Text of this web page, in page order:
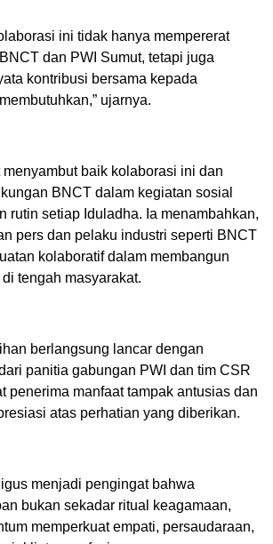
ini tidak hanya mempererat
dan PWI Sumut, tetapi juga
kontribusi bersama kepada
ujarnya.
menyambut baik kolaborasi ini dan
BNCT dalam kegiatan sosial
rutin setiap Iduladha. Ia menambahkan,
pers dan pelaku industri seperti BNCT
kolaboratif dalam membangun
tengah masyarakat.
berlangsung lancar dengan
panitia gabungan PWI dan tim CSR
penerima manfaat tampak antusias dan
atas perhatian yang diberikan.
menjadi pengingat bahwa
bukan sekadar ritual keagamaan,
memperkuat empati, persaudaraan,